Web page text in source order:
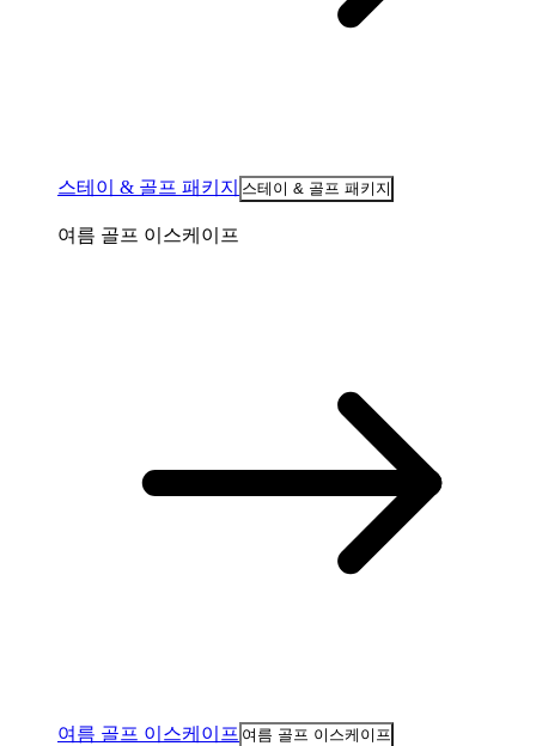
스테이 & 골프 패키지 스테이 & 골프 패키지
여름 골프 이스케이프
여름 골프 이스케이프 여름 골프 이스케이프